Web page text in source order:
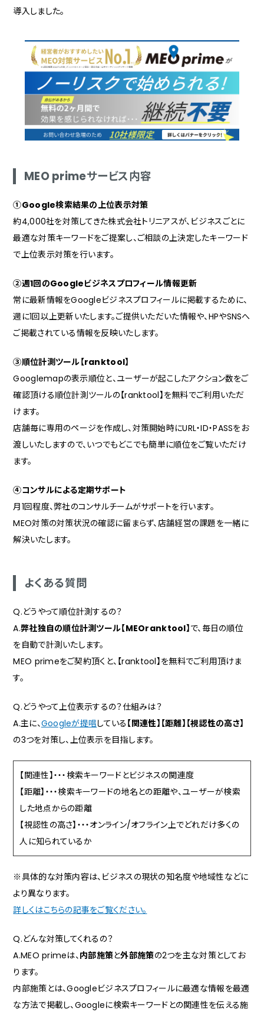
導入しました。
MEO primeサービス内容
①Google検索結果の上位表示対策
約4,000社を対策してきた株式会社トリニアスが、ビジネスごとに
最適な対策キーワードをご提案し、ご相談の上決定したキーワード
で上位表示対策を行います。
②週1回のGoogleビジネスプロフィール情報更新
常に最新情報をGoogleビジネスプロフィールに掲載するために、
週に1回以上更新いたします。ご提供いただいた情報や、HPやSNSへ
ご掲載されている情報を反映いたします。
③順位計測ツール【ranktool】
Googlemapの表示順位と、ユーザーが起こしたアクション数をご
確認頂ける順位計測ツールの【ranktool】を無料でご利用いただ
けます。
店舗毎に専用のページを作成し、対策開始時にURL・ID・PASSをお
渡しいたしますので、いつでもどこでも簡単に順位をご覧いただけ
ます。
④コンサルによる定期サポート
月1回程度、弊社のコンサルチームがサポートを行います。
MEO対策の対策状況の確認に留まらず、店舗経営の課題を一緒に
解決いたします。
よくある質問
Q.どうやって順位計測するの？
A.弊社独自の順位計測ツール【MEOranktool】 で、毎日の順位
を自動で計測いたします。
MEO primeをご契約頂くと、【ranktool】を無料でご利用頂けま
す。
Q.どうやって上位表示するの？仕組みは？
A.主に、Googleが提唱している 【関連性】【距離】【視認性の高さ】
の3つを対策し、上位表示を目指します。
【関連性】・・・検索キーワードとビジネスの関連度
【距離】・・・検索キーワードの地名との距離や、ユーザーが検索
した地点からの距離
【視認性の高さ】・・・オンライン/オフライン上でどれだけ多くの
人に知られているか
※具体的な対策内容は、ビジネスの現状の知名度や地域性などに
より異なります。
詳しくはこちらの記事をご覧ください。
Q.どんな対策してくれるの？
A.MEO primeは、内部施策と外部施策の2つを主な対策としてお
ります。
内部施策とは、Googleビジネスプロフィールに最適な情報を最適
な方法で掲載し、Googleに検索キーワードとの関連性を伝える施